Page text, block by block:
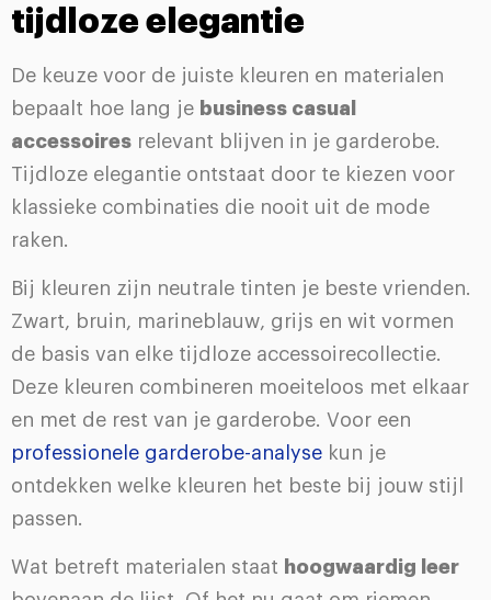
tijdloze elegantie
De keuze voor de juiste kleuren en materialen
bepaalt hoe lang je business casual
accessoires relevant blijven in je garderobe.
Tijdloze elegantie ontstaat door te kiezen voor
klassieke combinaties die nooit uit de mode
raken.
Bij kleuren zijn neutrale tinten je beste vrienden.
Zwart, bruin, marineblauw, grijs en wit vormen
de basis van elke tijdloze accessoirecollectie.
Deze kleuren combineren moeiteloos met elkaar
en met de rest van je garderobe. Voor een
professionele garderobe-analyse kun je
ontdekken welke kleuren het beste bij jouw stijl
passen.
Wat betreft materialen staat hoogwaardig leer